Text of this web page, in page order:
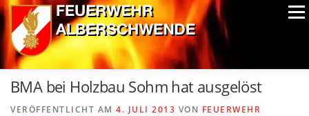
Zum
Inhalt
springen
Menü
ALPIN-NASSWETTBEWERB MITGLIEDER
AUSRÜSTUNG CHRONIK EXTRAS
BMA bei Holzbau Sohm hat ausgelöst
VERÖFFENTLICHT AM 4. JULI 2013 VON FEUERWEHR